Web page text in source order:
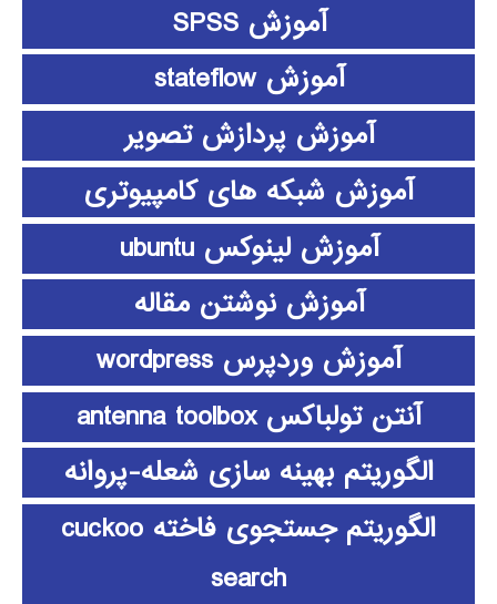
آموزش SPSS
آموزش stateflow
آموزش پردازش تصویر
آموزش شبکه های کامپیوتری
آموزش لینوکس ubuntu
آموزش نوشتن مقاله
آموزش وردپرس wordpress
آنتن تولباکس antenna toolbox
الگوریتم بهینه سازی شعله-پروانه
الگوریتم جستجوی فاخته cuckoo
search